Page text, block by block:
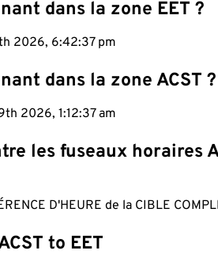
dans la zone EET ?
2026, 6:42:38 pm
dans la zone ACST ?
2026, 1:12:38 am
les fuseaux horaires
D'HEURE de la CIBLE
to EET